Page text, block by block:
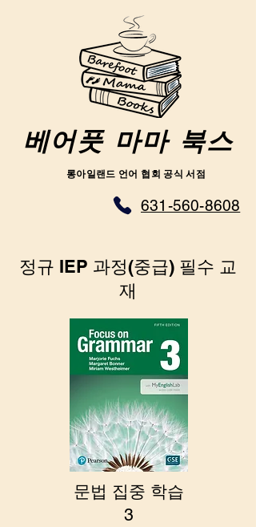
베어풋 마마 북스
롱아일랜드 언어 협회 공식 서점
631-560-8608
정규 IEP 과정(중급) 필수 교
재
문법 집중 학습
3